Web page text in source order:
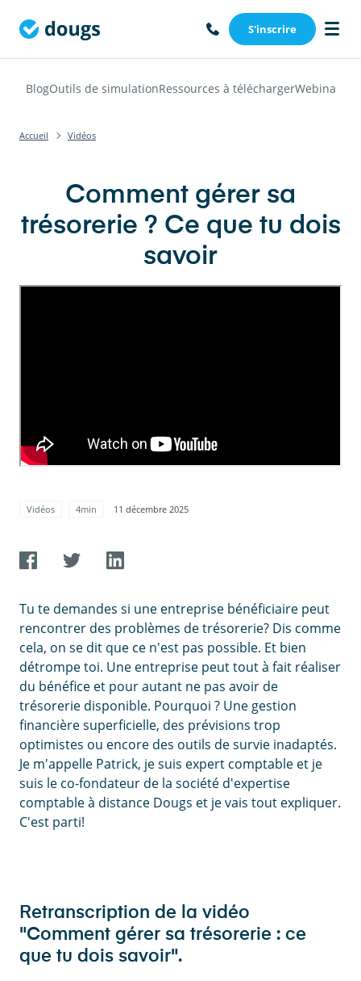
S'inscrire
BlogOutils de simulationRessources à téléchargerWebinars
Accueil Vidéos
Comment gérer sa
trésorerie ? Ce que tu dois
savoir
Vidéos 4min 11 décembre 2025
Tu te demandes si une entreprise bénéficiaire peut
rencontrer des problèmes de trésorerie? Dis comme
cela, on se dit que ce n'est pas possible. Et bien
détrompe toi. Une entreprise peut tout à fait réaliser
du bénéfice et pour autant ne pas avoir de
trésorerie disponible. Pourquoi ? Une gestion
financière superficielle, des prévisions trop
optimistes ou encore des outils de survie inadaptés.
Je m'appelle Patrick, je suis expert comptable et je
suis le co-fondateur de la société d'expertise
comptable à distance Dougs et je vais tout expliquer.
C'est parti!
Retranscription de la vidéo
"Comment gérer sa trésorerie : ce
que tu dois savoir".